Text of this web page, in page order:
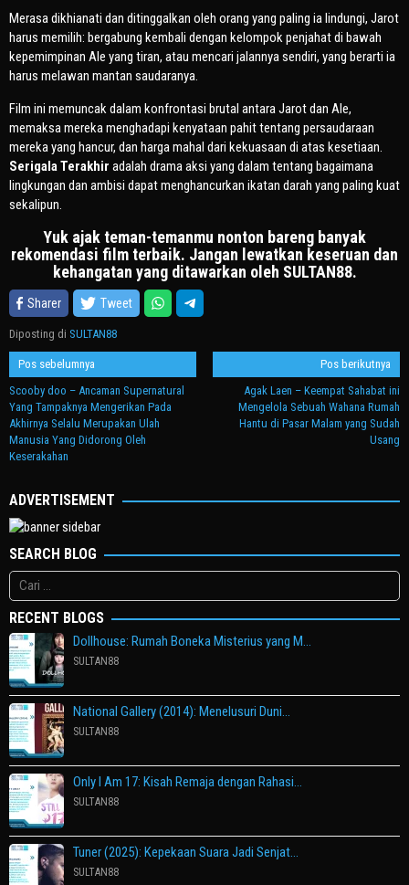
Merasa dikhianati dan ditinggalkan oleh orang yang paling ia lindungi, Jarot
harus memilih: bergabung kembali dengan kelompok penjahat di bawah
kepemimpinan Ale yang tiran, atau mencari jalannya sendiri, yang berarti ia
harus melawan mantan saudaranya.
Film ini memuncak dalam konfrontasi brutal antara Jarot dan Ale,
memaksa mereka menghadapi kenyataan pahit tentang persaudaraan
mereka yang hancur, dan harga mahal dari kekuasaan di atas kesetiaan.
Serigala Terakhir adalah drama aksi yang dalam tentang bagaimana
lingkungan dan ambisi dapat menghancurkan ikatan darah yang paling kuat
sekalipun.
Yuk ajak teman-temanmu nonton bareng banyak
rekomendasi film terbaik. Jangan lewatkan keseruan dan
kehangatan yang ditawarkan oleh SULTAN88.
Sharer Tweet
Diposting di SULTAN88
Navigasi
pos
Pos sebelumnya
Scooby doo – Ancaman Supernatural
Yang Tampaknya Mengerikan Pada
Akhirnya Selalu Merupakan Ulah
Manusia Yang Didorong Oleh
Keserakahan
Pos berikutnya
Agak Laen – Keempat Sahabat ini
Mengelola Sebuah Wahana Rumah
Hantu di Pasar Malam yang Sudah
Usang
ADVERTISEMENT
SEARCH BLOG
Cari
untuk:
RECENT BLOGS
Dollhouse: Rumah Boneka Misterius yang M…
SULTAN88
National Gallery (2014): Menelusuri Duni…
SULTAN88
Only I Am 17: Kisah Remaja dengan Rahasi…
SULTAN88
Tuner (2025): Kepekaan Suara Jadi Senjat…
SULTAN88